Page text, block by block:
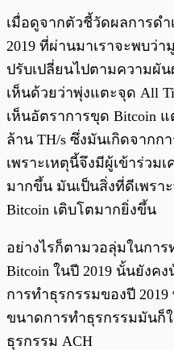
เมื่อดูจากตัวชี้วัดผลการดำ
2019 ที่ผ่านมาเราจะพบว่
ปรับเปลี่ยนไปตามความผั
เห็นด้วยว่าพุ่งแตะจุด All
เห็นอัตราการขุด Bitcoin
ล้าน TH/s ซึ่งมันเกิดจากก
เพราะเหตุนี้จึงมีผู้เข้าร่วม
มากขึ้น มันเป็นสิ่งที่ดีเพรา
Bitcoin เติบโตมากยิ่งขึ้น
อย่างไรก็ตามวอลุ่มในกา
Bitcoin ในปี 2019 นั้นยังค
การทำธุรกรรมของปี 2019
ขนาดการทำธุรกรรมมันก็
ธุรกรรม ACH